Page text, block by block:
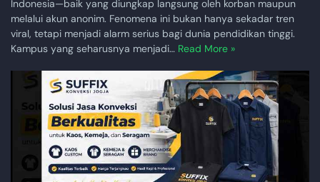
Indonesia—baik yang diungkap langsung oleh korban maupun
melalui akun anonim. Fenomena ini bukan hanya sekadar tren
viral, tetapi menjadi alarm serius bagi dunia pendidikan tinggi.
Kampus yang seharusnya menjadi… Read More »